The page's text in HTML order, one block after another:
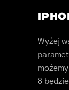
Wyżej
8